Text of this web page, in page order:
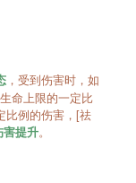
，受到伤害时，如
命上限的一定比
比例的伤害，[祛
害提升。